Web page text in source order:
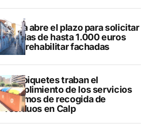
Altea abre el plazo para solicitar
ayudas de hasta 1.000 euros
para rehabilitar fachadas
Los piquetes traban el
cumplimiento de los servicios
mínimos de recogida de
residuos en Calp